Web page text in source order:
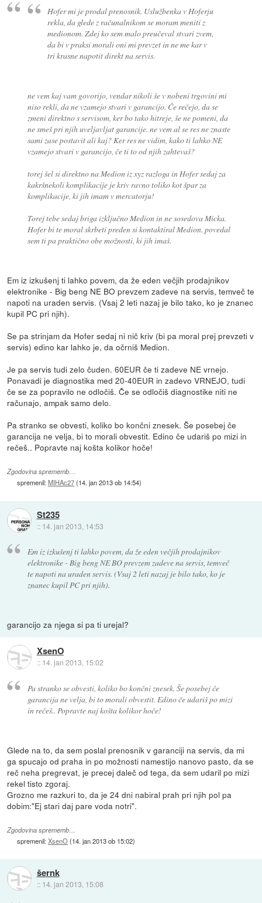
Hofer mi je prodal prenosnik. Uslužbenka v Hoferju
rekla, da glede z računalnikom se moram meniti z
medionom. Zdej ko sem malo preučeval stvari zvem,
da bi v praksi morali oni mi prevzet in ne me kar v
tri krasne napotit direkt na servis.
ne vem kaj vam govorijo, vendar nikoli še v nobeni trgovini mi
niso rekli, da ne vzamejo stvari v garancijo. Če rečejo, da se
zmeni direktno s servisom, ker bo tako hitreje, še ne pomeni, da
ne smeš pri njih uveljavljat garancije. ne vem al se res ne znaste
sami zase postavit ali kaj? Ker res ne vidim, kako ti lahko NE
vzamejo stvari v garancijo, če ti to od njih zahtevaš?
torej šel si direktno na Medion iz xyz razloga in Hofer sedaj za
kakršnekoli komplikacije je kriv ravno toliko kot špar za
komplikacije, ki jih imam v mercatorju!
Torej tebe sedaj briga izključno Medion in ne sosedova Micka.
Hofer bi te moral skrbeti preden si kontaktiral Medion. povedal
sem ti pa praktično obe možnosti, ki jih imaš.
Em iz izkušenj ti lahko povem, da že eden večjih prodajnikov
elektronike - Big beng NE BO prevzem zadeve na servis, temveč te
napoti na uraden servis. (Vsaj 2 leti nazaj je bilo tako, ko je znanec
kupil PC pri njih).
Se pa strinjam da Hofer sedaj ni nič kriv (bi pa moral prej prevzeti v
servis) edino kar lahko je, da očrniš Medion.
Je pa servis tudi zelo čuden. 60EUR če ti zadeve NE vrnejo.
Ponavadi je diagnostika med 20-40EUR in zadevo VRNEJO, tudi
če se za popravilo ne odločiš. Če se odločiš diagnostike niti ne
računajo, ampak samo delo.
Pa stranko se obvesti, koliko bo končni znesek. Še posebej če
garancija ne velja, bi to morali obvestit. Edino če udariš po mizi in
rečeš.. Popravte naj košta kolikor hoče!
Zgodovina sprememb…
spremenil:MIHAc27(14. jan 2013 ob 14:54)
St235
:: 14. jan 2013, 14:53
Em iz izkušenj ti lahko povem, da že eden večjih prodajnikov
elektronike - Big beng NE BO prevzem zadeve na servis, temveč
te napoti na uraden servis. (Vsaj 2 leti nazaj je bilo tako, ko je
znanec kupil PC pri njih).
garancijo za njega si pa ti urejal?
XsenO
:: 14. jan 2013, 15:02
Pa stranko se obvesti, koliko bo končni znesek. Še posebej če
garancija ne velja, bi to morali obvestit. Edino če udariš po mizi
in rečeš.. Popravte naj košta kolikor hoče!
Glede na to, da sem poslal prenosnik v garanciji na servis, da mi
ga spucajo od praha in po možnosti namestijo nanovo pasto, da se
reč neha pregrevat, je precej daleč od tega, da sem udaril po mizi
rekel tisto zgoraj.
Grozno me razkuri to, da je 24 dni nabiral prah pri njih pol pa
dobim:"Ej stari daj pare voda notri".
Zgodovina sprememb…
spremenil:XsenO(14. jan 2013 ob 15:02)
šernk
:: 14. jan 2013, 15:08